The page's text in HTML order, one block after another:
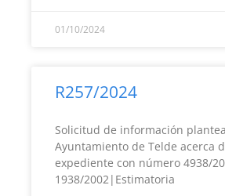
01/10/2024
R257/2024
Solicitud de información
Ayuntamiento de Telde acerca
expediente con número 4938/
1938/